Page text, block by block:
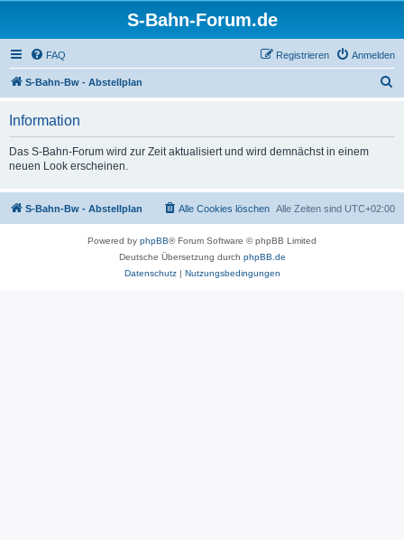
S-Bahn-Forum.de
FAQ Anmelden
Registrieren
S-Bahn-Bw - Abstellplan
Information
Das S-Bahn-Forum wird zur Zeit aktualisiert und wird demnächst in einem
neuen Look erscheinen.
S-Bahn-Bw - Abstellplan Alle Zeiten sind UTC+02:00
Alle Cookies löschen
Powered by phpBB® Forum Software © phpBB Limited
Deutsche Übersetzung durch phpBB.de
Datenschutz| Nutzungsbedingungen